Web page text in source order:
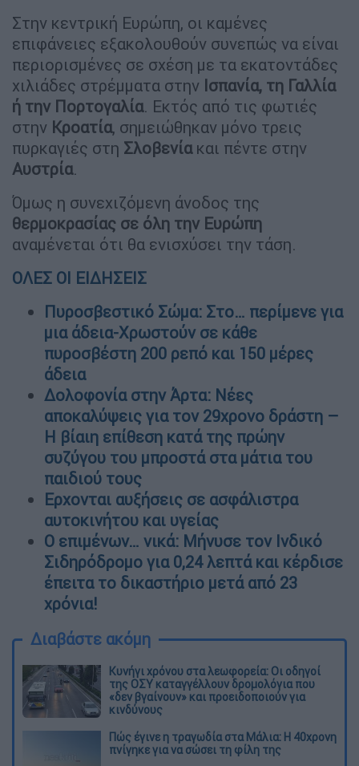
Στην κεντρική Ευρώπη, οι καμένες
επιφάνειες εξακολουθούν συνεπώς να είναι
περιορισμένες σε σχέση με τα εκατοντάδες
χιλιάδες στρέμματα στην Ισπανία, τη Γαλλία
ή την Πορτογαλία. Εκτός από τις φωτιές
στην Κροατία, σημειώθηκαν μόνο τρεις
πυρκαγιές στη Σλοβενίακαι πέντε στην
Αυστρία.
Όμως η συνεχιζόμενη άνοδος της
θερμοκρασίας σε όλη την Ευρώπη
αναμένεται ότι θα ενισχύσει την τάση.
ΟΛΕΣ ΟΙ ΕΙΔΗΣΕΙΣ
Πυροσβεστικό Σώμα: Στο… περίμενε για
μια άδεια-Χρωστούν σε κάθε
πυροσβέστη 200 ρεπό και 150 μέρες
άδεια
Δολοφονία στην Άρτα: Νέες
αποκαλύψεις για τον 29χρονο δράστη –
Η βίαιη επίθεση κατά της πρώην
συζύγου του μπροστά στα μάτια του
παιδιού τους
Ερχονται αυξήσεις σε ασφάλιστρα
αυτοκινήτου και υγείας
Ο επιμένων… νικά: Μήνυσε τον Ινδικό
Σιδηρόδρομο για 0,24 λεπτά και κέρδισε
έπειτα το δικαστήριο μετά από 23
χρόνια!
Διαβάστε ακόμη
Κυνήγι χρόνου στα λεωφορεία: Οι οδηγοί
της ΟΣΥ καταγγέλλουν δρομολόγια που
«δεν βγαίνουν» και προειδοποιούν για
κινδύνους
Πώς έγινε η τραγωδία στα Μάλια: Η 40χρονη
πνίγηκε για να σώσει τη φίλη της